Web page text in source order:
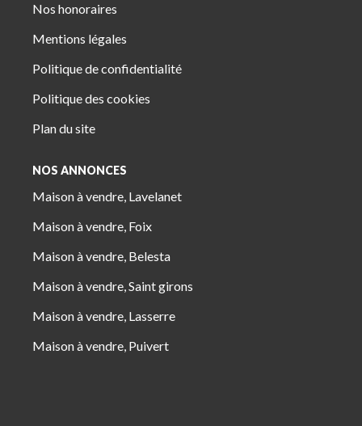
Nos honoraires
Mentions légales
Politique de confidentialité
Politique des cookies
Plan du site
NOS ANNONCES
Maison à vendre, Lavelanet
Maison à vendre, Foix
Maison à vendre, Belesta
Maison à vendre, Saint girons
Maison à vendre, Lasserre
Maison à vendre, Puivert